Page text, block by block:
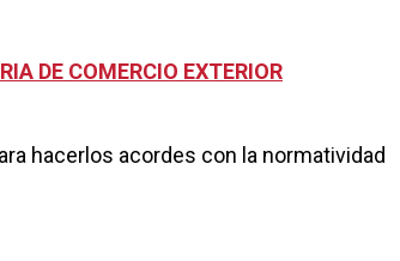
DE COMERCIO EXTERIOR
hacerlos acordes con la normatividad